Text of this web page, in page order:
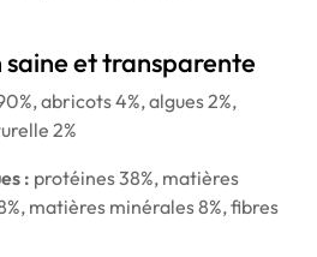
saine et transparente
abricots 4%, algues 2%,
2%
: protéines 38%, matières
matières minérales 8%, fibres